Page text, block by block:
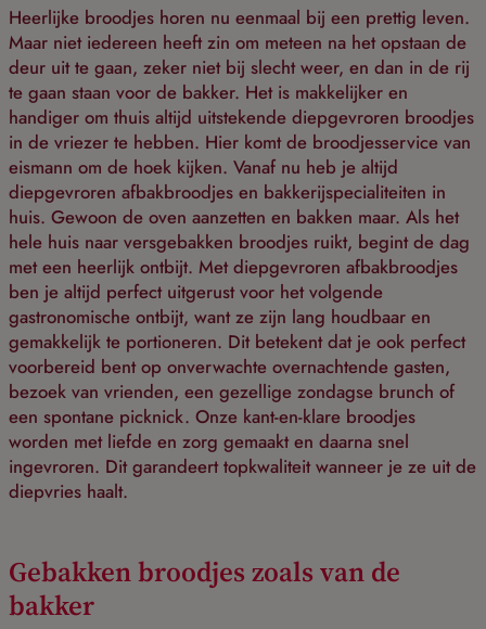
Heerlijke broodjes horen nu eenmaal bij een prettig leven.
Maar niet iedereen heeft zin om meteen na het opstaan de
deur uit te gaan, zeker niet bij slecht weer, en dan in de rij
te gaan staan voor de bakker. Het is makkelijker en
handiger om thuis altijd uitstekende diepgevroren broodjes
in de vriezer te hebben. Hier komt de broodjesservice van
eismann om de hoek kijken. Vanaf nu heb je altijd
diepgevroren afbakbroodjes en bakkerijspecialiteiten in
huis. Gewoon de oven aanzetten en bakken maar. Als het
hele huis naar versgebakken broodjes ruikt, begint de dag
met een heerlijk ontbijt. Met diepgevroren afbakbroodjes
ben je altijd perfect uitgerust voor het volgende
gastronomische ontbijt, want ze zijn lang houdbaar en
gemakkelijk te portioneren. Dit betekent dat je ook perfect
voorbereid bent op onverwachte overnachtende gasten,
bezoek van vrienden, een gezellige zondagse brunch of
een spontane picknick. Onze kant-en-klare broodjes
worden met liefde en zorg gemaakt en daarna snel
ingevroren. Dit garandeert topkwaliteit wanneer je ze uit de
diepvries haalt.
Gebakken broodjes zoals van de
bakker